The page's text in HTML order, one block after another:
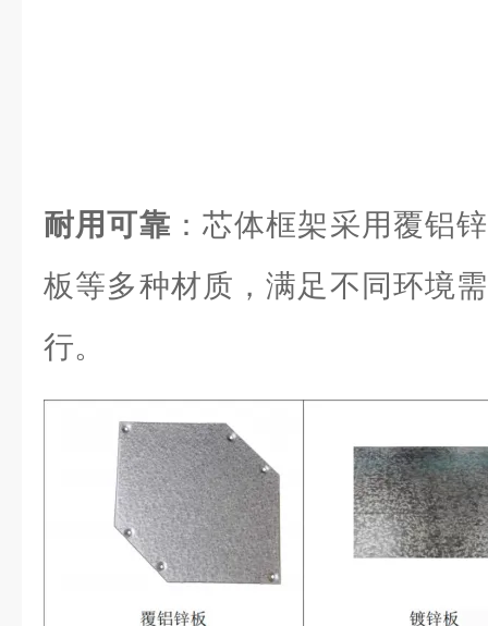
耐用可靠 ：芯体框架采用覆铝
板等多种材质，满足不同环境
行。